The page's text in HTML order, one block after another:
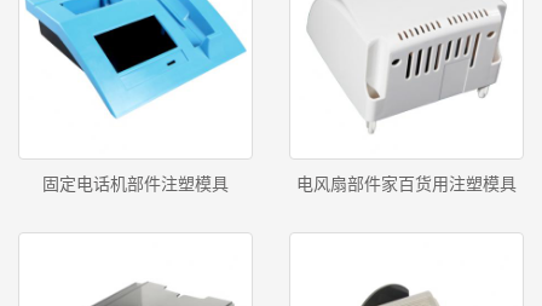
固定电话机部件注塑模具 电风扇部件家百货用注塑模具